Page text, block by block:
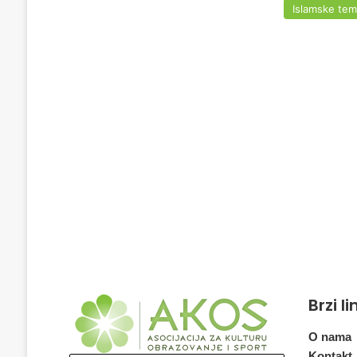
Islamske
Brzi
O nama